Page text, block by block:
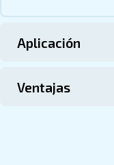
Sobre los
información sobre
ahorros que